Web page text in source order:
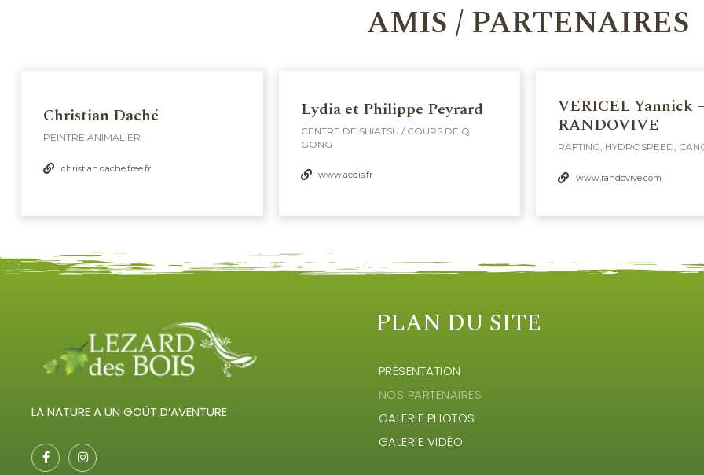
AMIS / PARTENAIRES
Christian Daché
PEINTRE ANIMALIER
christian.dache.free.fr
Lydia et Philippe Peyrard
CENTRE DE SHIATSU / COURS DE QI
GONG
www.aedis.fr
VERICEL Yannick –
RANDOVIVE
RAFTING, HYDROSPEED,
www.randovive.com
LA NATURE A UN GOÛT D’AVENTURE
PLAN DU SITE
PRÉSENTATION
NOS PARTENAIRES
GALERIE PHOTOS
GALERIE VIDÉO